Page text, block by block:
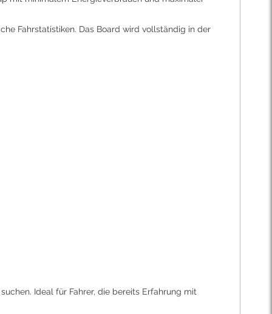
Fahrstatistiken. Das Board wird vollständig in der
Ideal für Fahrer, die bereits Erfahrung mit